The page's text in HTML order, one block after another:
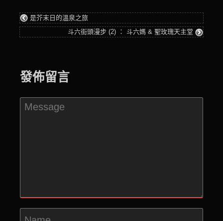
是芥末日的溫泉之旅
斗六街頭漫步 (2) ： 斗六媽 & 聖玫瑰天主堂
發佈留言